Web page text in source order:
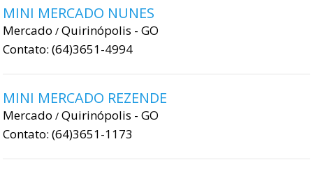
MINI MERCADO NUNES
Mercado / Quirinópolis - GO
Contato: (64)3651-4994
MINI MERCADO REZENDE
Mercado / Quirinópolis - GO
Contato: (64)3651-1173